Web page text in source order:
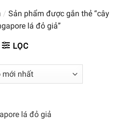
/ Sản phẩm được gắn thẻ “cây
lá đỏ giả”
LỌC
lá đỏ giả